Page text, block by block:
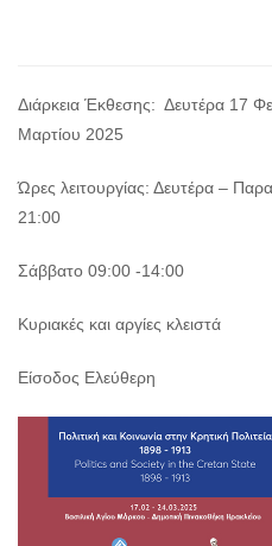
Διάρκεια Έκθεσης: Δευτέρα 17
Μαρτίου 2025
Ώρες λειτουργίας: Δευτέρα –
21:00
Σάββατο 09:00 -14:00
Κυριακές και αργίες κλειστά
Είσοδος Ελεύθερη